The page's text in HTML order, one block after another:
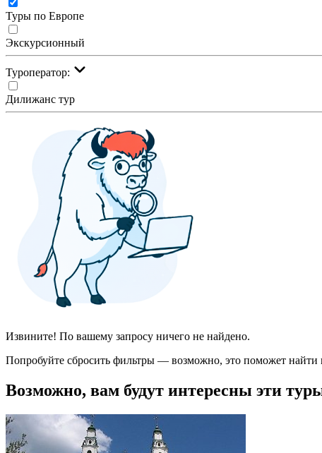
Туры по Европе
Экскурсионный
Туроператор:
Дилижанс тур
Извините! По вашему запросу ничего не найдено.
Попробуйте сбросить фильтры — возможно, это поможет
Возможно, вам будут интересны эти